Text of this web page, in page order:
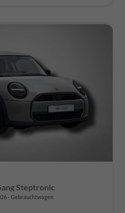
Steptronic
Gebrauchtwagen